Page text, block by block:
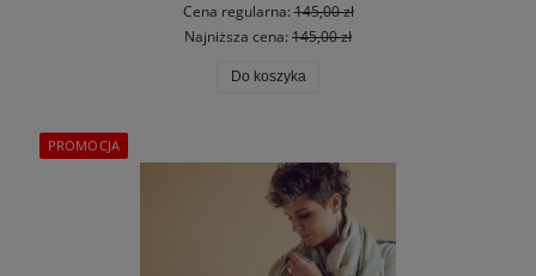
Cena regularna:145,00 zł
Najniższa cena: 145,00 zł
Do koszyka
PROMOCJA